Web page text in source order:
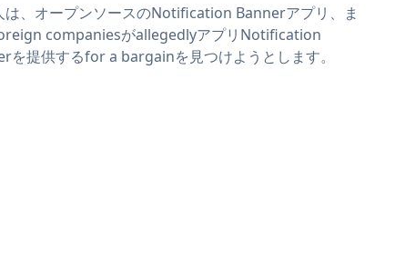
は、オープンソースのNotification Bannerアプリ、ま
companiesがallegedlyアプリNotification
を提供するfor a bargainを見つけようとします。